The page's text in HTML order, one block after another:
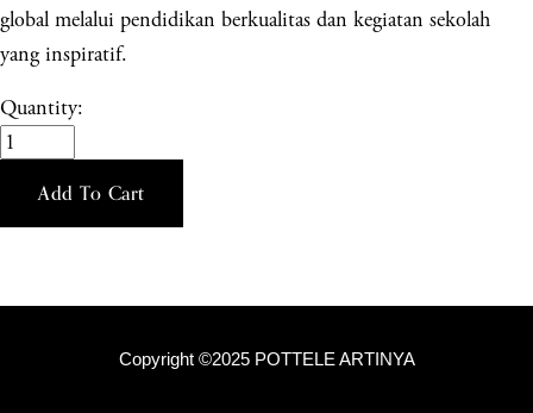
global melalui pendidikan berkualitas dan kegiatan sekolah
yang inspiratif.
Quantity:
Add To Cart
Copyright ©2025 POTTELE ARTINYA